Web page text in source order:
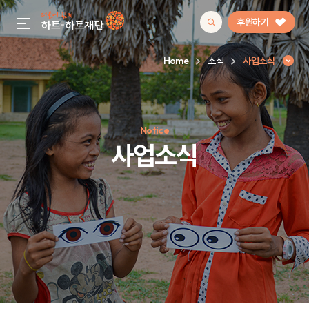
gnb menu open 후원하기
인기 키워드
#정기후원#하트플레이스#캠페인#팬덤후원
Home 소식 사업소식
Notice
사업소식
사업소식